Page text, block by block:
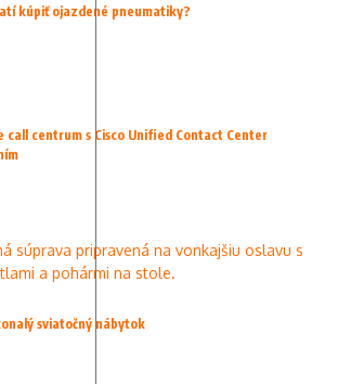
kúpiť ojazdené pneumatiky?
call centrum s Cisco Unified Contact Center
sviatočný nábytok